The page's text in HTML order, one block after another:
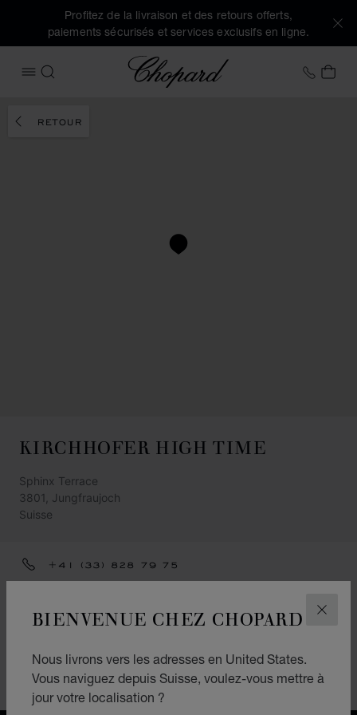
BIENVENUE CHEZ CHOPARD
Nous livrons vers les adresses en United States.
Vous naviguez depuis Suisse, voulez-vous mettre à
jour votre localisation ?
Profitez de la livraison et des retours offerts,
paiements sécurisés et services exclusifs en ligne.
OUVRIR LE MENU
RECHERCHER
Chopard +41
RETOUR
KIRCHHOFER HIGH TIME
Sphinx Terrace
3801, Jungfraujoch
Suisse
+41 (33) 828 79 75
CATÉGORIES
Montres
Accessoires